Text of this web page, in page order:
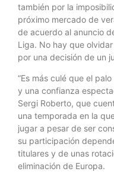
también por la
próximo mercado de
de acuerdo al anuncio
Liga. No hay que
por una decisión de un
“Es más culé que el
y una confianza
Sergi Roberto, que
una temporada en la
jugar a pesar de ser
su participación
titulares y de unas
eliminación de Europa.